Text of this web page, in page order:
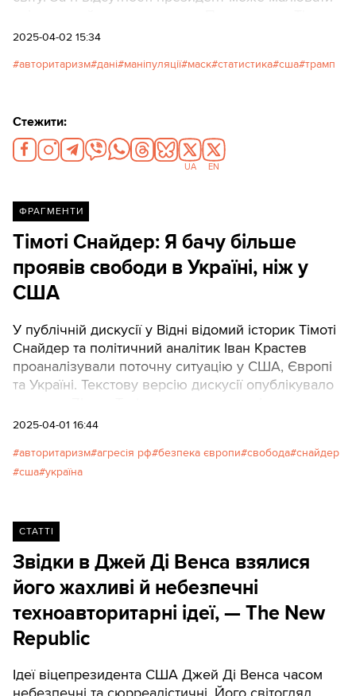
Washington Post. Texty.org.ua наводять незначно
2025-04-02 15:34
авторитаризм дані маніпуляції маск статистика сша трамп
Стежити:
UA EN
ФРАГМЕНТИ
Тімоті Снайдер: Я бачу більше
проявів свободи в Україні, ніж у
США
У публічній дискусії у Відні відомий історик Тімоті
Снайдер та політичний аналітик Іван Крастев
проаналізували поточну ситуацію у США, Європі
та Україні. Текстову версію дискусії опублікувало
розповіді Снайдера у вигляді впорядкованої
2025-04-01 16:44
авторитаризм агресія рф безпека європи свобода снайдер
сша україна
СТАТТІ
Звідки в Джей Ді Венса взялися
його жахливі й небезпечні
техноавторитарні ідеї, — The New
Republic
Ідеї віцепрезидента США Джей Ді Венса часом